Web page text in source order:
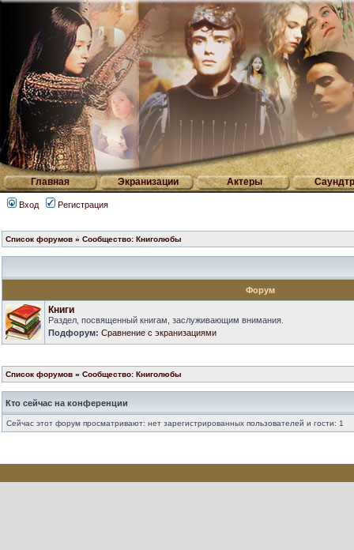
Главная Экранизации Актеры
Вход Регистрация
Список форумов » Сообщество: Книголюбы
Форум
Книги
Раздел, посвященный книгам, заслуживающим внимания.
Подфорум: Сравнение с экранизациями
Список форумов » Сообщество: Книголюбы
Кто сейчас на конференции
Сейчас этот форум просматривают: нет зарегистрированных пользователей и гости: 1